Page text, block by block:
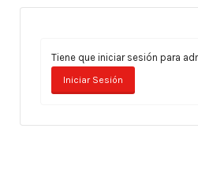
Tiene que iniciar sesión para
Iniciar Sesión